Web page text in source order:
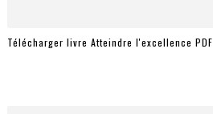
Télécharger livre Atteindre l'excellence PDF